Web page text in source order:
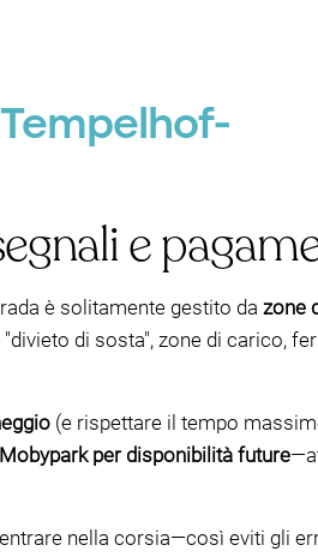
e
è solitamente gestito da zone
di sosta", zone di carico,
(e rispettare il tempo
Mobypark per disponibilità future
nella corsia—così eviti gli